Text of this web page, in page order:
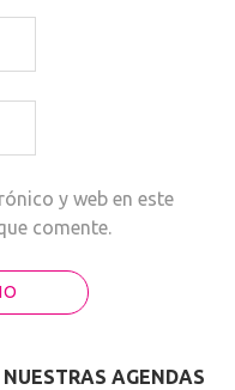
y web en este
comente.
AGENDAS